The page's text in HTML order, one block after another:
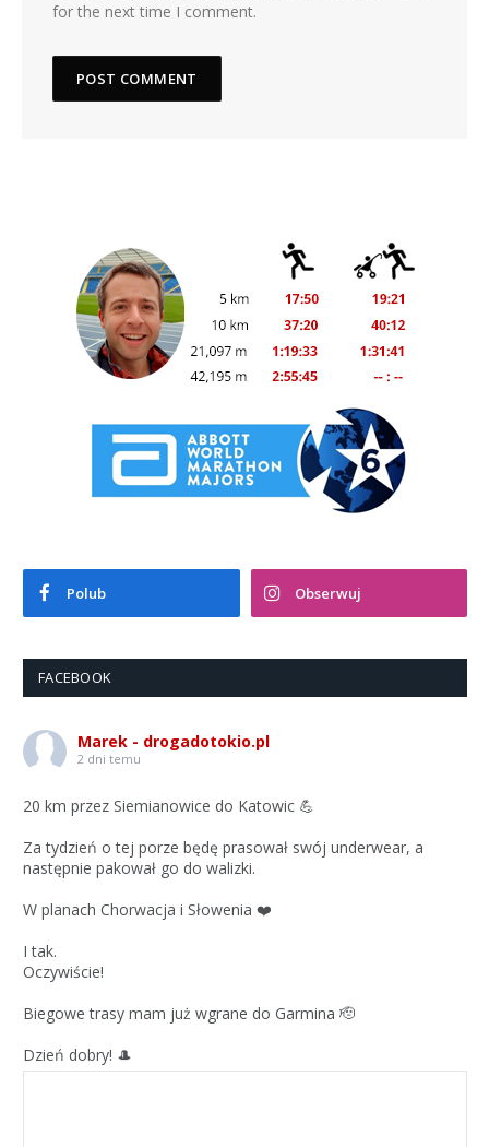
for the next time I comment.
Polub Obserwuj
FACEBOOK
Marek - drogadotokio.pl
2 dni temu
20 km przez Siemianowice do Katowic 💪
Za tydzień o tej porze będę prasował swój underwear, a
następnie pakował go do walizki.
W planach Chorwacja i Słowenia ❤️
I tak.
Oczywiście!
Biegowe trasy mam już wgrane do Garmina 🫡
Dzień dobry! 🎩